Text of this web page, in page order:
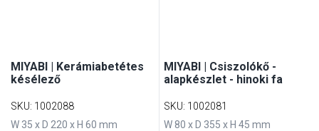
MIYABI | Kerámiabetétes
késélező
SKU: 1002088
W 35 x D 220 x H 60 mm
MIYABI | Csiszolókő -
alapkészlet - hinoki fa
SKU: 1002081
W 80 x D 355 x H 45 mm